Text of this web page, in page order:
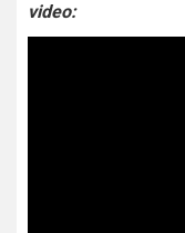
video: